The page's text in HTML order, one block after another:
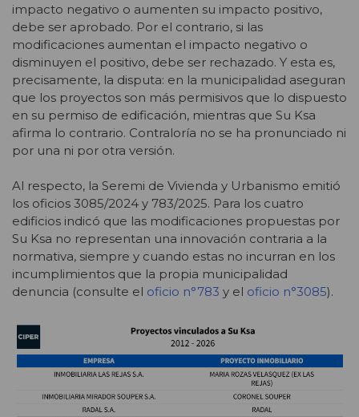
impacto negativo o aumenten su impacto positivo,
debe ser aprobado. Por el contrario, si las
modificaciones aumentan el impacto negativo o
disminuyen el positivo, debe ser rechazado. Y esta es,
precisamente, la disputa: en la municipalidad aseguran
que los proyectos son más permisivos que lo dispuesto
en su permiso de edificación, mientras que Su Ksa
afirma lo contrario. Contraloría no se ha pronunciado ni
por una ni por otra versión.
Al respecto, la Seremi de Vivienda y Urbanismo emitió
los oficios 3085/2024 y 783/2025. Para los cuatro
edificios indicó que las modificaciones propuestas por
Su Ksa no representan una innovación contraria a la
normativa, siempre y cuando estas no incurran en los
incumplimientos que la propia municipalidad
denuncia (consulte el oficio n°783 y el oficio n°3085).